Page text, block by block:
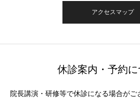
アクセスマップ
休診案内・予約に
院長講演・研修等で休診になる場合が